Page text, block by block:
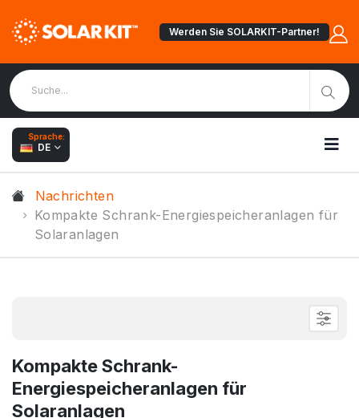
Werden Sie SOLARKIT-Partner!
Sprache:
DE
Nachrichten
Kompakte Schrank-Energiespeicheranlagen für
Solaranlagen
Kompakte Schrank-
Energiespeicheranlagen für
Solaranlagen